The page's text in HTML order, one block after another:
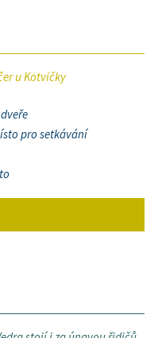
u Kotvičky
pro setkávání